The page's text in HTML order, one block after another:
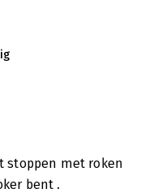
stoppen met roken
bent .